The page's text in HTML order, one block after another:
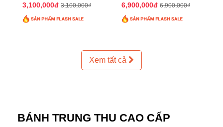
3,100,000đ 3,100,000₫ 6,900,000đ 6,900,000₫
Xem tất cả
BÁNH TRUNG THU CAO CẤP